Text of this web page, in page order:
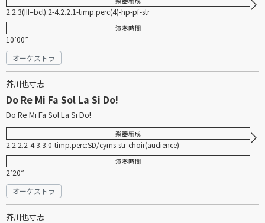
2.2.3(III=bcl).2-4.2.2.1-timp.perc(4)-hp-pf-str
演奏時間
10’00”
オーケストラ
芥川也寸志
Do Re Mi Fa Sol La Si Do!
Do Re Mi Fa Sol La Si Do!
楽器編成
2.2.2.2-4.3.3.0-timp.perc:SD/cyms-str-choir(audience)
演奏時間
2’20”
オーケストラ
芥川也寸志